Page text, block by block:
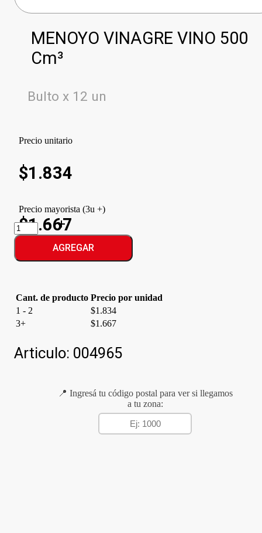
MENOYO VINAGRE VINO 500
Cm³
Bulto x 12 un
Precio unitario
$1.834
Precio mayorista (3u +)
$1.667
MENOYO
VINAGRE
VINO
AGREGAR
Cant. de producto Precio por unidad
1 - 2
$1.834
3+
$1.667
Articulo: 004965
📍 Ingresá tu código postal para ver si llegamos
a tu zona: